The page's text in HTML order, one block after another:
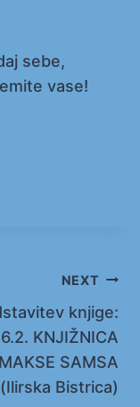
sebe,
vase!
NEXT
knjige:
KNJIŽNICA
MAKSE SAMSA
(Ilirska Bistrica)